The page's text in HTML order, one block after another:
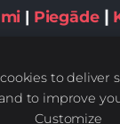
| Piegāde |
to deliver
to improve
Customize